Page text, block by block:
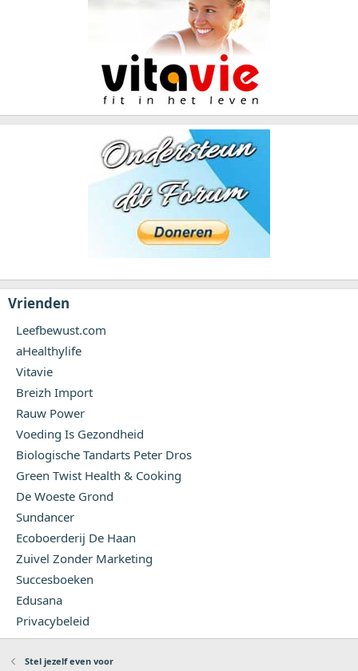
Vrienden
Leefbewust.com
aHealthylife
Vitavie
Breizh Import
Rauw Power
Voeding Is Gezondheid
Biologische Tandarts Peter Dros
Green Twist Health & Cooking
De Woeste Grond
Sundancer
Ecoboerderij De Haan
Zuivel Zonder Marketing
Succesboeken
Edusana
Privacybeleid
Stel jezelf even voor